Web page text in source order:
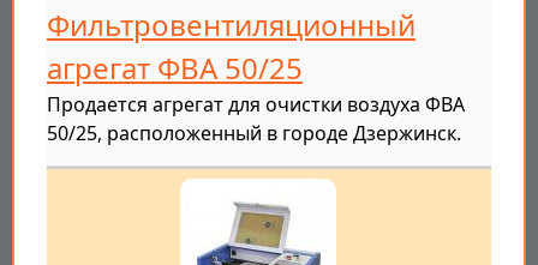
Фильтровентиляционный
агрегат ФВА 50/25
Продается агрегат для очистки воздуха ФВА
50/25, расположенный в городе Дзержинск.